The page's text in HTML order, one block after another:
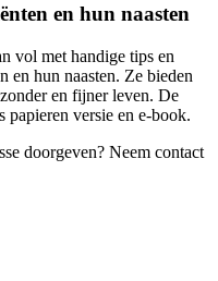
en hun naasten
vol met handige tips en
en hun naasten. Ze bieden
en fijner leven. De
papieren versie en e-book.
doorgeven? Neem contact